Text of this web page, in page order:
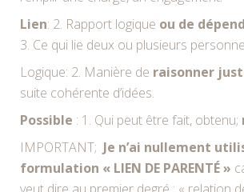
Lien: 2. Rapport logique ou de
3. Ce qui lie deux ou plusieurs
Logique: 2. Manière de raisonner
suite cohérente d’idées.
Possible : 1. Qui peut être fait, obtenu;
IMPORTANT; Je n’ai nullement
formulation « LIEN DE PARENTÉ »